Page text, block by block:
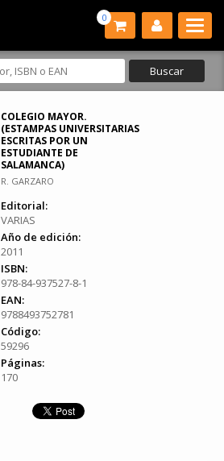
0
COLEGIO MAYOR.
(ESTAMPAS UNIVERSITARIAS
ESCRITAS POR UN
ESTUDIANTE DE
SALAMANCA)
R. GARZARO
Editorial:
VARIAS
Año de edición:
2011
ISBN:
978-84-937527-8-1
EAN:
9788493752781
Código:
59296
Páginas:
170